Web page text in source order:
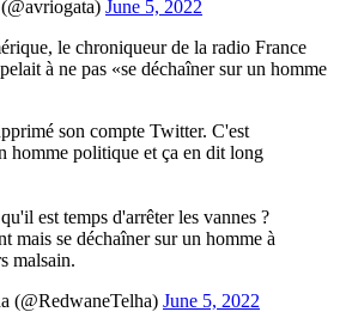
June 5, 2022
le chroniqueur de la radio France
à ne pas «se déchaîner sur un homme
son compte Twitter. C'est
homme politique et ça en dit long
est temps d'arrêter les vannes ?
mais se déchaîner sur un homme à
malsain.
(@RedwaneTelha) June 5, 2022